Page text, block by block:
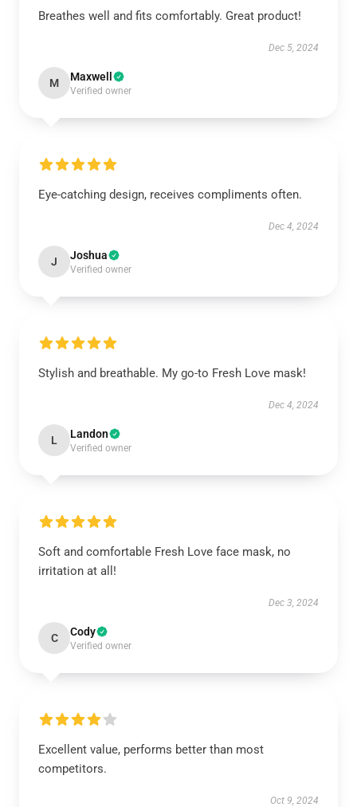
Breathes well and fits comfortably. Great product!
Dec 5, 2024
M Maxwell
Verified owner
Eye-catching design, receives compliments often.
Dec 4, 2024
J Joshua
Verified owner
Stylish and breathable. My go-to Fresh Love mask!
Dec 4, 2024
L Landon
Verified owner
Soft and comfortable Fresh Love face mask, no
irritation at all!
Dec 3, 2024
C Cody
Verified owner
Excellent value, performs better than most
competitors.
Oct 9, 2024